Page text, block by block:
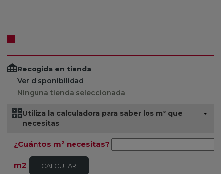
Recogida en tienda
Ver disponibilidad
Ninguna tienda seleccionada
Utiliza la calculadora para saber los m² que
necesitas
¿Cuántos m² necesitas?
m2 CALCULAR